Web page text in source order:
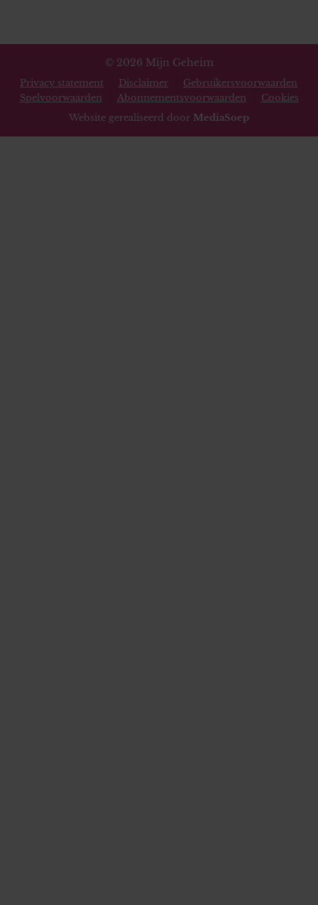
© 2026 Mijn Geheim
Privacy statement Disclaimer
Gebruikersvoorwaarden
Spelvoorwaarden
Abonnementsvoorwaarden
Cookies
Website gerealiseerd door MediaSoep